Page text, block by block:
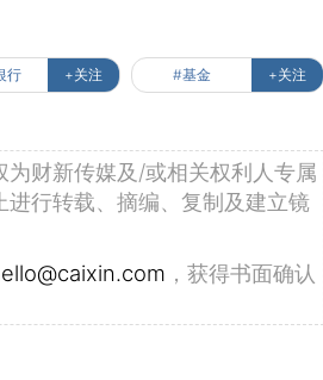
行 +关注 #基金 +关注
财新传媒及/或相关权利人专属
行转载、摘编、复制及建立镜
，获得书面确认